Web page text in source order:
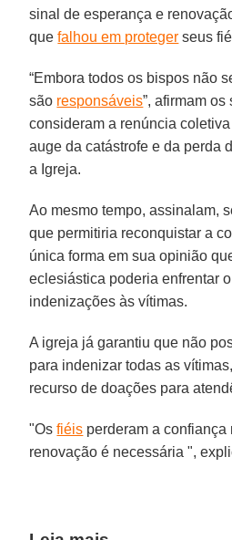
sinal de esperança e
quefalhou em proteger seus
“Embora todos os bispos não
são responsáveis”, afirmam
consideram a renúncia
auge da catástrofe e da perda
a Igreja.
Ao mesmo tempo, assinalam,
que permitiria reconquistar a
única forma em sua opinião
eclesiástica poderia enfrentar
indenizações às vítimas.
A igreja já garantiu que não
para indenizar todas as
recurso de doações para
"Osfiéis perderam a confiança
renovação é necessária ",